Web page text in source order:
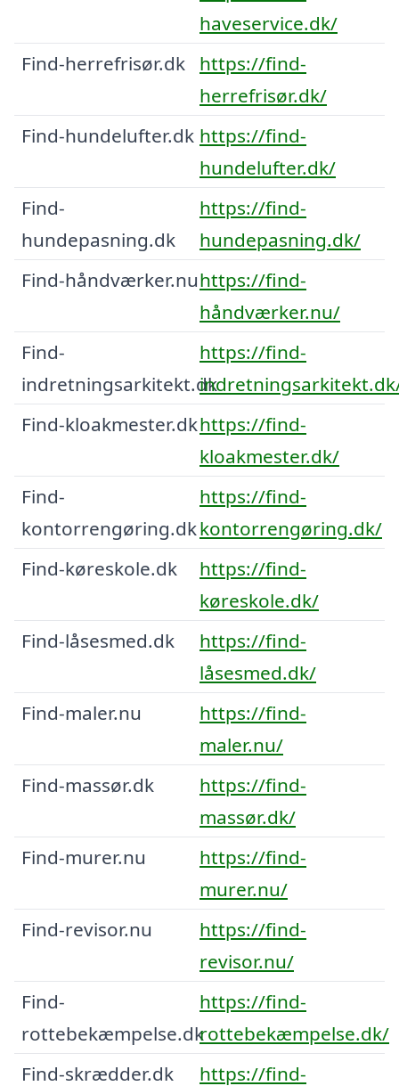
haveservice.dk/
Find-herrefrisør.dk
https://find-
herrefrisør.dk/
Find-hundelufter.dk https://find-
hundelufter.dk/
Find-
hundepasning.dk
https://find-
hundepasning.dk/
Find-håndværker.nuhttps://find-
håndværker.nu/
Find-
indretningsarkitekt.dk
https://find-
Find-kloakmester.dkhttps://find-
kloakmester.dk/
Find-
kontorrengøring.dk
https://find-
kontorrengøring.dk/
Find-køreskole.dk
https://find-
køreskole.dk/
Find-låsesmed.dk
https://find-
låsesmed.dk/
Find-maler.nu
https://find-
maler.nu/
Find-massør.dk
https://find-
massør.dk/
Find-murer.nu
https://find-
murer.nu/
Find-revisor.nu
https://find-
revisor.nu/
Find-
rottebekæmpelse.dk
https://find-
rottebekæmpelse.dk/
Find-skrædder.dk
https://find-